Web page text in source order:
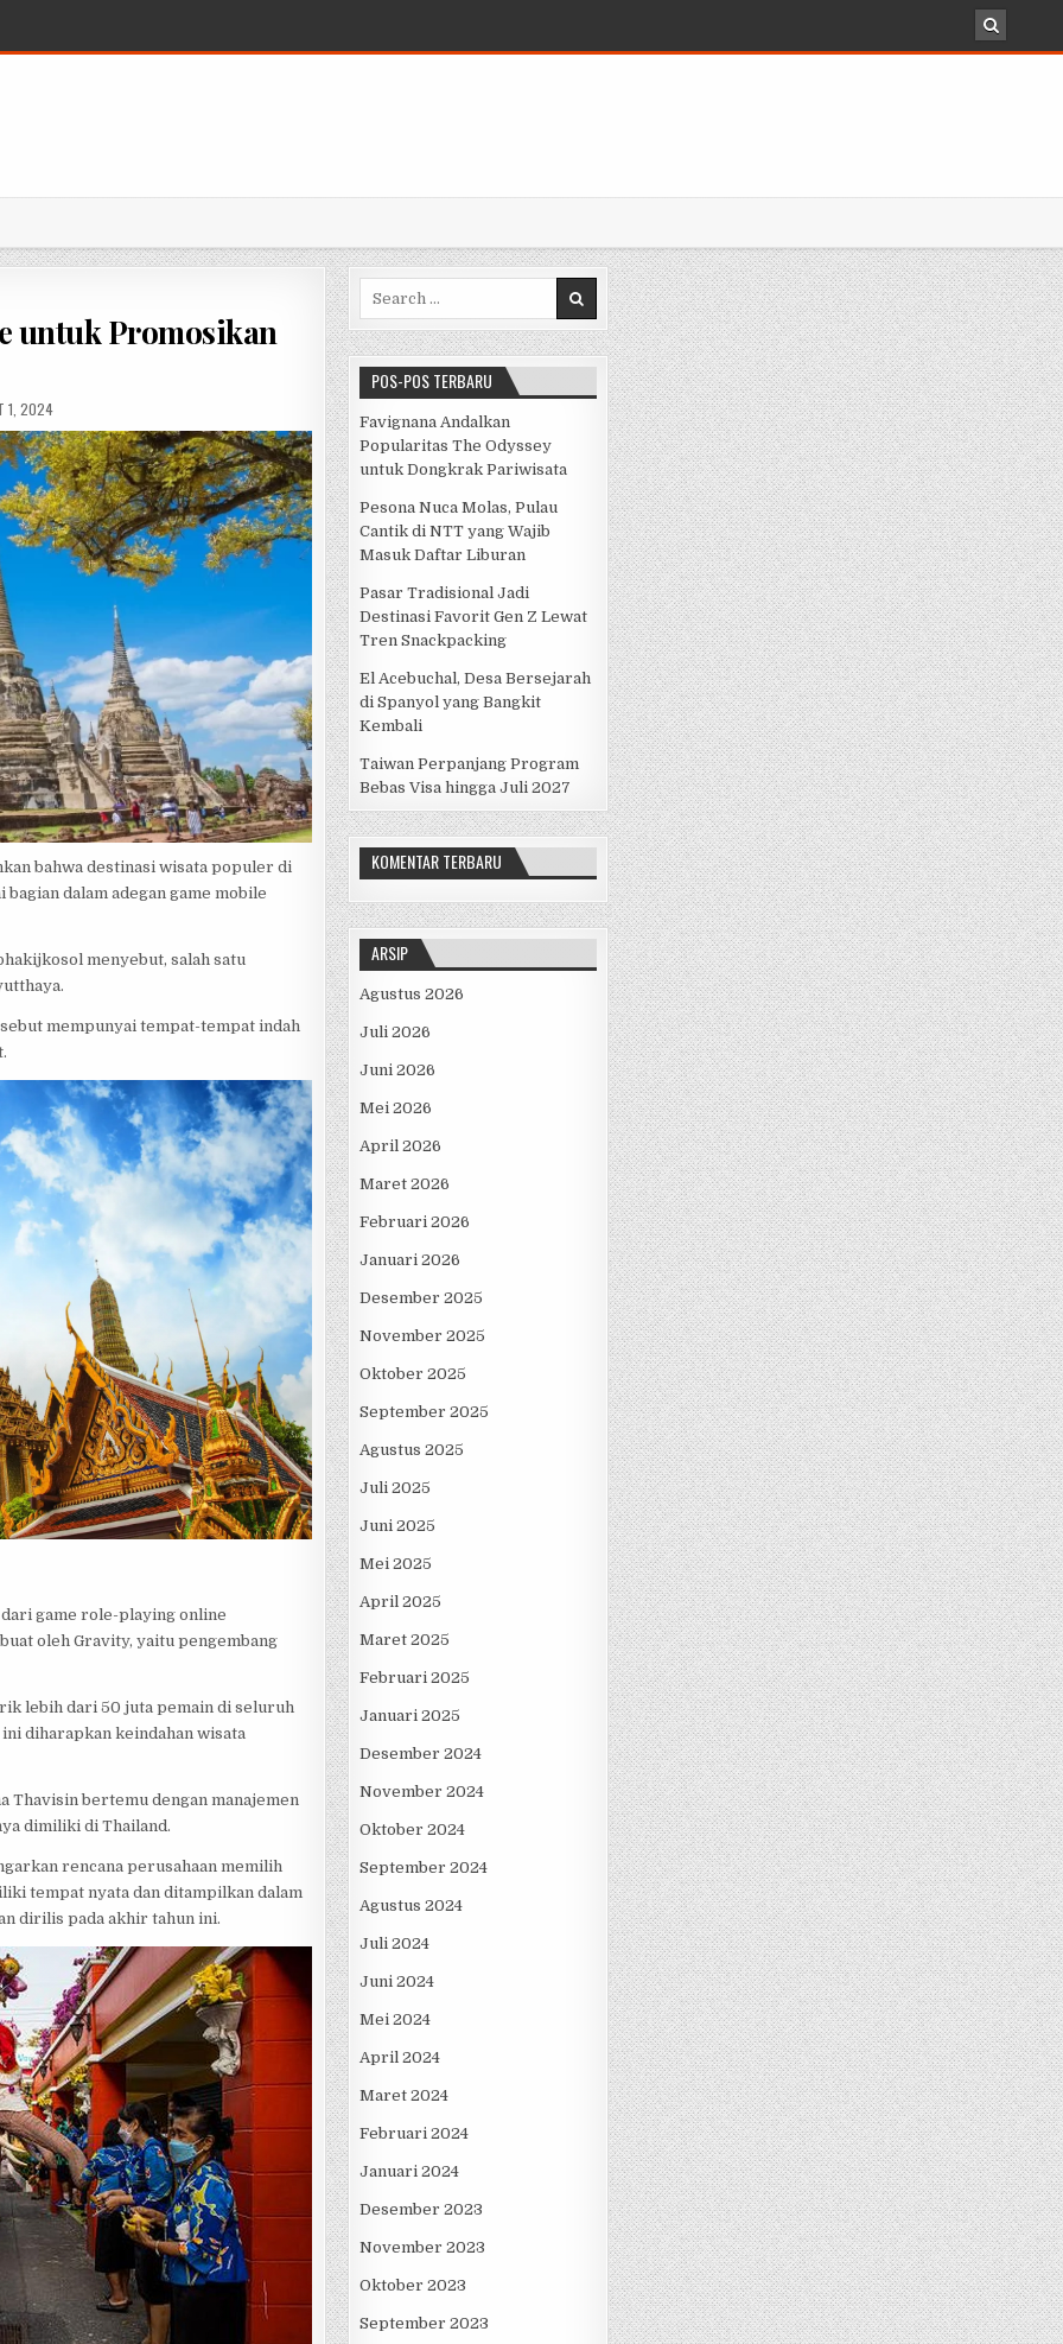
untuk Promosikan
DATE:
1, 2024
bahwa destinasi wisata populer di
dalam adegan game mobile
menyebut, salah satu
mempunyai tempat-tempat indah
dari game role-playing online
oleh Gravity, yaitu pengembang
lebih dari 50 juta pemain di seluruh
diharapkan keindahan wisata
Thavisin bertemu dengan manajemen
dimiliki di Thailand.
rencana perusahaan memilih
tempat nyata dan ditampilkan dalam
dirilis pada akhir tahun ini.
Search for:
POS-POS TERBARU
Favignana Andalkan
Popularitas The Odyssey
untuk Dongkrak Pariwisata
Pesona Nuca Molas, Pulau
Cantik di NTT yang Wajib
Masuk Daftar Liburan
Pasar Tradisional Jadi
Destinasi Favorit Gen Z Lewat
Tren Snackpacking
El Acebuchal, Desa Bersejarah
di Spanyol yang Bangkit
Kembali
Taiwan Perpanjang Program
Bebas Visa hingga Juli 2027
KOMENTAR TERBARU
ARSIP
Agustus 2026
Juli 2026
Juni 2026
Mei 2026
April 2026
Maret 2026
Februari 2026
Januari 2026
Desember 2025
November 2025
Oktober 2025
September 2025
Agustus 2025
Juli 2025
Juni 2025
Mei 2025
April 2025
Maret 2025
Februari 2025
Januari 2025
Desember 2024
November 2024
Oktober 2024
September 2024
Agustus 2024
Juli 2024
Juni 2024
Mei 2024
April 2024
Maret 2024
Februari 2024
Januari 2024
Desember 2023
November 2023
Oktober 2023
September 2023